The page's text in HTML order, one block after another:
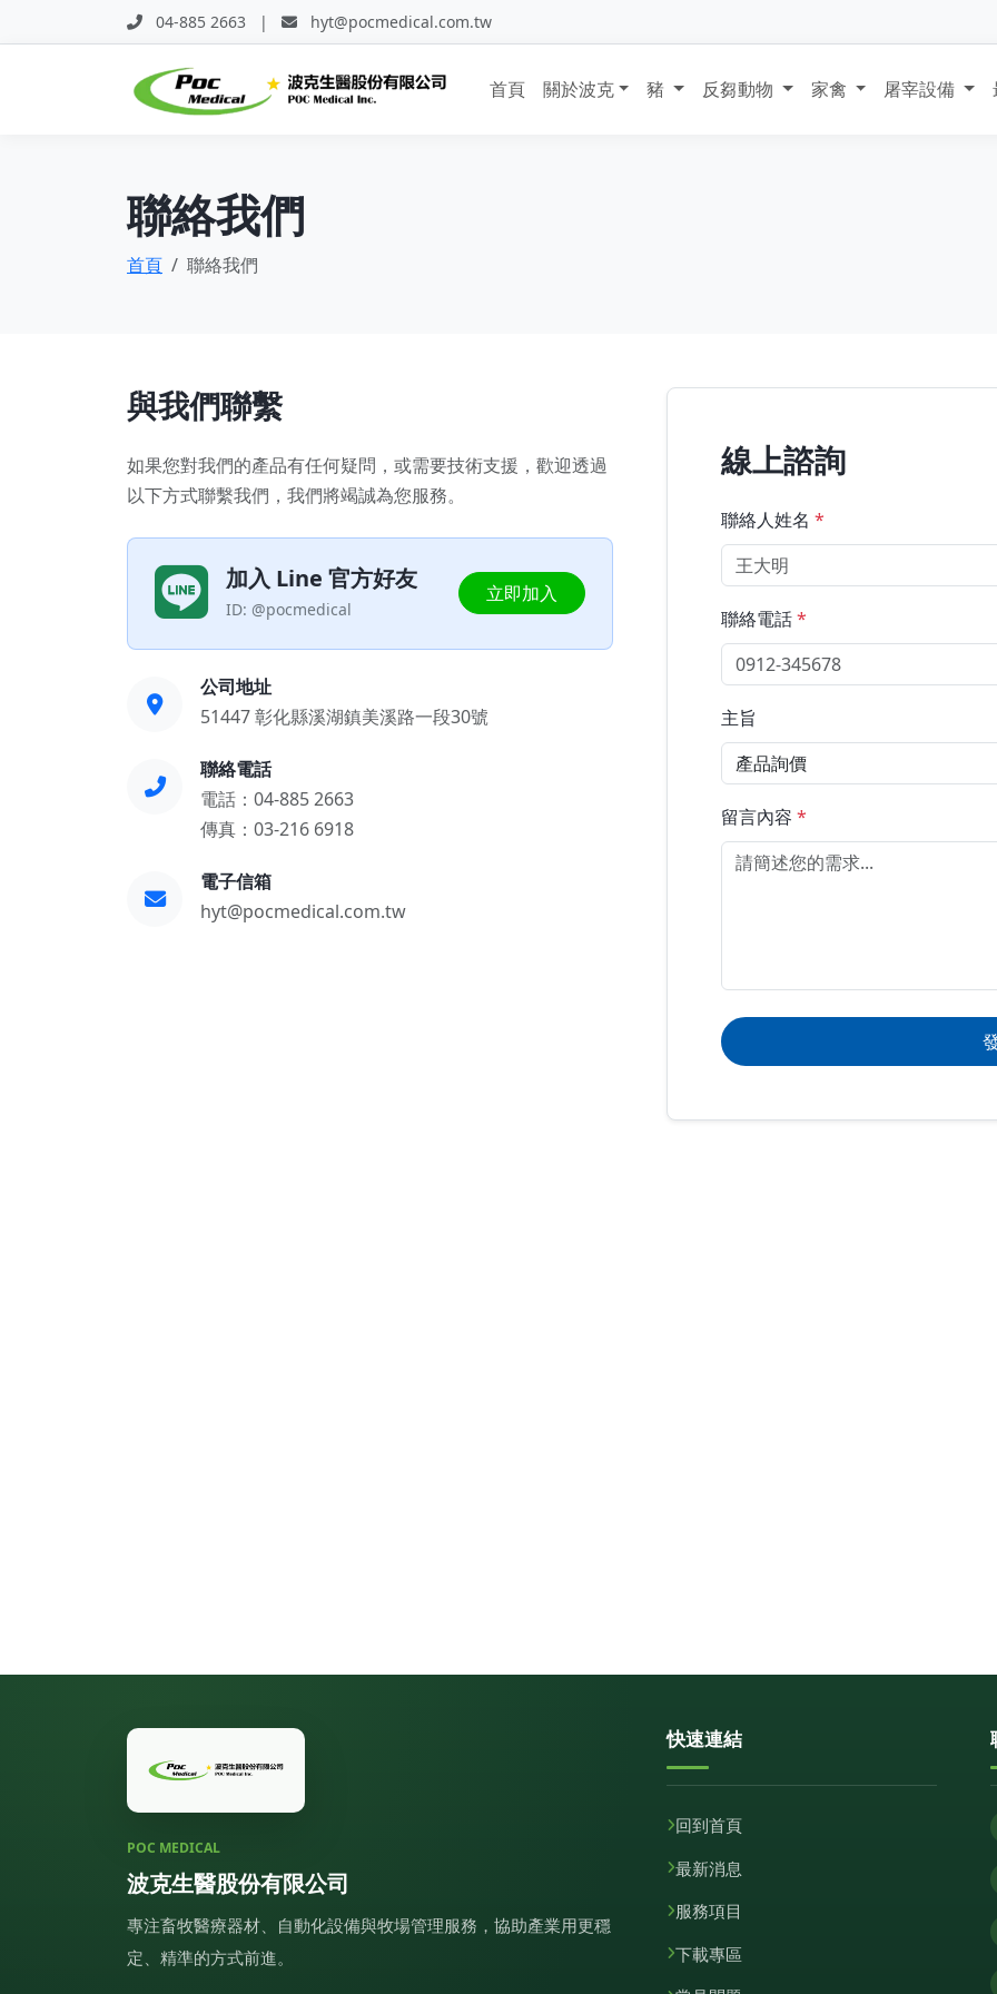
04-885 2663 | hyt@pocmedical.com.tw
首頁 關於波克 豬 反芻動物 家禽 屠宰設備
聯絡我們
首頁 聯絡我們
與我們聯繫
如果您對我們的產品有任何疑問，或需要技術支援，歡迎透過
以下方式聯繫我們，我們將竭誠為您服務。
加入 Line 官方好友
ID: @pocmedical
立即加入
公司地址
51447 彰化縣溪湖鎮美溪路一段30號
聯絡電話
電話： 04-885 2663
傳真：03-216 6918
電子信箱
hyt@pocmedical.com.tw
線上諮詢
聯絡人姓名 *
聯絡電話*
主旨
留言內容 *
POC MEDICAL
波克生醫股份有限公司
專注畜牧醫療器材、自動化設備與牧場管理服務，協助產業用更穩
定、精準的方式前進。
快速連結
回到首頁
最新消息
服務項目
下載專區